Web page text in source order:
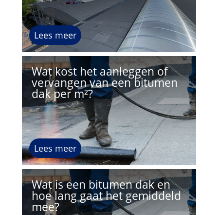
Lees meer
Wat kost het aanleggen of
vervangen van een bitumen
dak per m²?
Lees meer
Wat is een bitumen dak en
hoe lang gaat het gemiddeld
mee?